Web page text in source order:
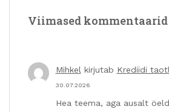
Viimased kommentaarid
Mihkel kirjutab Krediidi
30.07.2026
Hea teema, aga ausalt